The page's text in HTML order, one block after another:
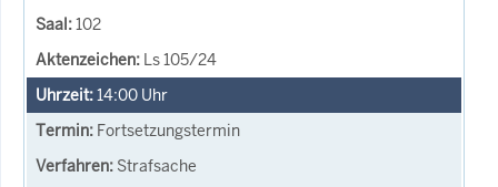
102
Ls 105/24
14:00 Uhr
Fortsetzungstermin
Strafsache